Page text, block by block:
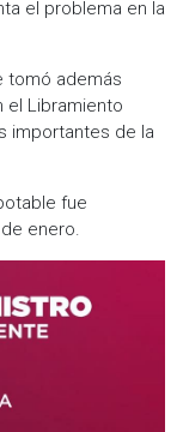
el problema en la
tomó además
el Libramiento
importantes de la
fue
enero.